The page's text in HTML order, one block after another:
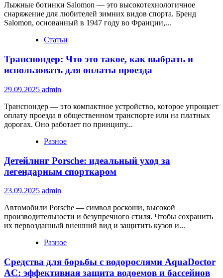
Лыжные ботинки Salomon — это высокотехнологичное
снаряжение для любителей зимних видов спорта. Бренд
Salomon, основанный в 1947 году во Франции,...
Статьи
Транспондер: Что это такое, как выбрать и
использовать для оплаты проезда
29.09.2025 admin
Транспондер — это компактное устройство, которое упрощает
оплату проезда в общественном транспорте или на платных
дорогах. Оно работает по принципу...
Разное
Детейлинг Porsche: идеальный уход за
легендарным спорткаром
23.09.2025 admin
Автомобили Porsche — символ роскоши, высокой
производительности и безупречного стиля. Чтобы сохранить
их первозданный внешний вид и защитить кузов и...
Разное
Средства для борьбы с водорослями AquaDoctor
AC: эффективная защита водоемов и бассейнов